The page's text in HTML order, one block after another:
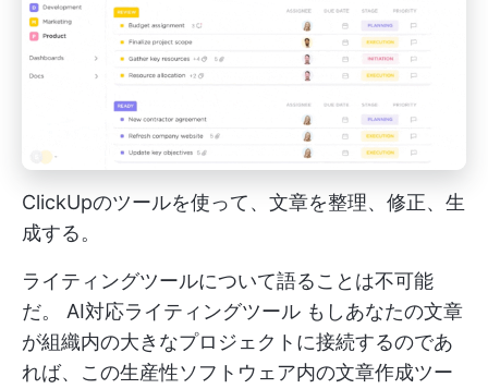
ClickUpのツールを使って、文章を整理、修正、生
成する。
ライティングツールについて語ることは不可能
だ。 AI対応ライティングツール もしあなたの文章
が組織内の大きなプロジェクトに接続するのであ
れば、この生産性ソフトウェア内の文章作成ツー